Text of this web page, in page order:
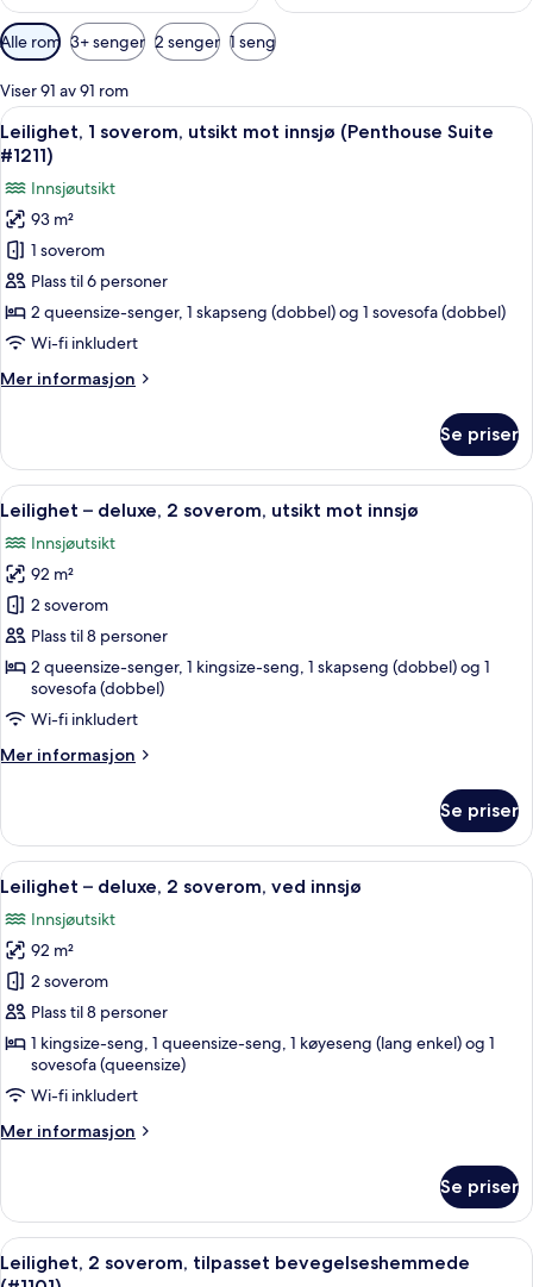
Tilgjengelige
filtre
for
rom
Alle rom 3+ senger 2 senger 1 seng
Viser 91 av 91 rom
Åpne
alle
bildene
av
Leilighet,
soverom,
utsikt
mot
(Penthouse
En 30-tommers smart-TV med kabel-
12
Leilighet, 1 soverom, utsikt mot innsjø (Penthouse Suite
#1211)
Innsjøutsikt
93 m²
1 soverom
Plass til 6 personer
2 queensize-senger, 1 skapseng (dobbel) og 1 sovesofa (dobbel)
Wi-fi inkludert
Mer informasjon
Mer
1
soverom,
utsikt
innsjø
(Penthouse
Suite
#1211)
Se priser
Åpne
alle
bildene
av
Leilighet
–
deluxe,
soverom,
utsikt
mot
En 30-tommers smart-TV med kabel-
22
Leilighet – deluxe, 2 soverom, utsikt mot innsjø
Innsjøutsikt
92 m²
2 soverom
Plass til 8 personer
2 queensize-senger, 1 kingsize-seng, 1 skapseng (dobbel) og 1
sovesofa (dobbel)
Wi-fi inkludert
Mer informasjon
Mer
–
deluxe,
2
soverom,
utsikt
mot
innsjø
Se priser
Åpne
alle
bildene
av
Leilighet
–
deluxe,
soverom,
ved
innsjø
Leilighet – deluxe, 2 soverom, ved
10
Leilighet – deluxe, 2 soverom, ved innsjø
Innsjøutsikt
92 m²
2 soverom
Plass til 8 personer
1 kingsize-seng, 1 queensize-seng, 1 køyeseng (lang enkel) og 1
sovesofa (queensize)
Wi-fi inkludert
Mer informasjon
Mer
–
deluxe,
2
soverom,
Se priser
Åpne
alle
Blendingsgardiner, strykejern/-brett
2
Leilighet, 2 soverom, tilpasset bevegelseshemmede